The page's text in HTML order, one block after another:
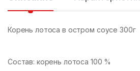
Корень лотоса в остром соусе 300г
Состав: корень лотоса 100 %